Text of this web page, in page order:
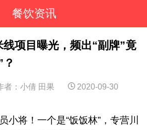
餐饮资讯
项目曝光，频出“副牌”竟
者：小倩 田果
2020-09-30
小将！一个是“饭饭林”，专营川